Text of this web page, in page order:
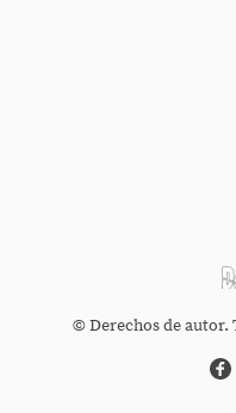
© Derechos de autor.